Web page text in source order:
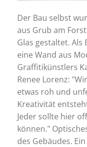
Der Bau selbst
aus Grub am
Glas gestaltet. Als
eine Wand aus
Graffitikünstlers
Renee Lorenz:
etwas roh und
Kreativität
Jeder sollte hier
können."
des Gebäudes.